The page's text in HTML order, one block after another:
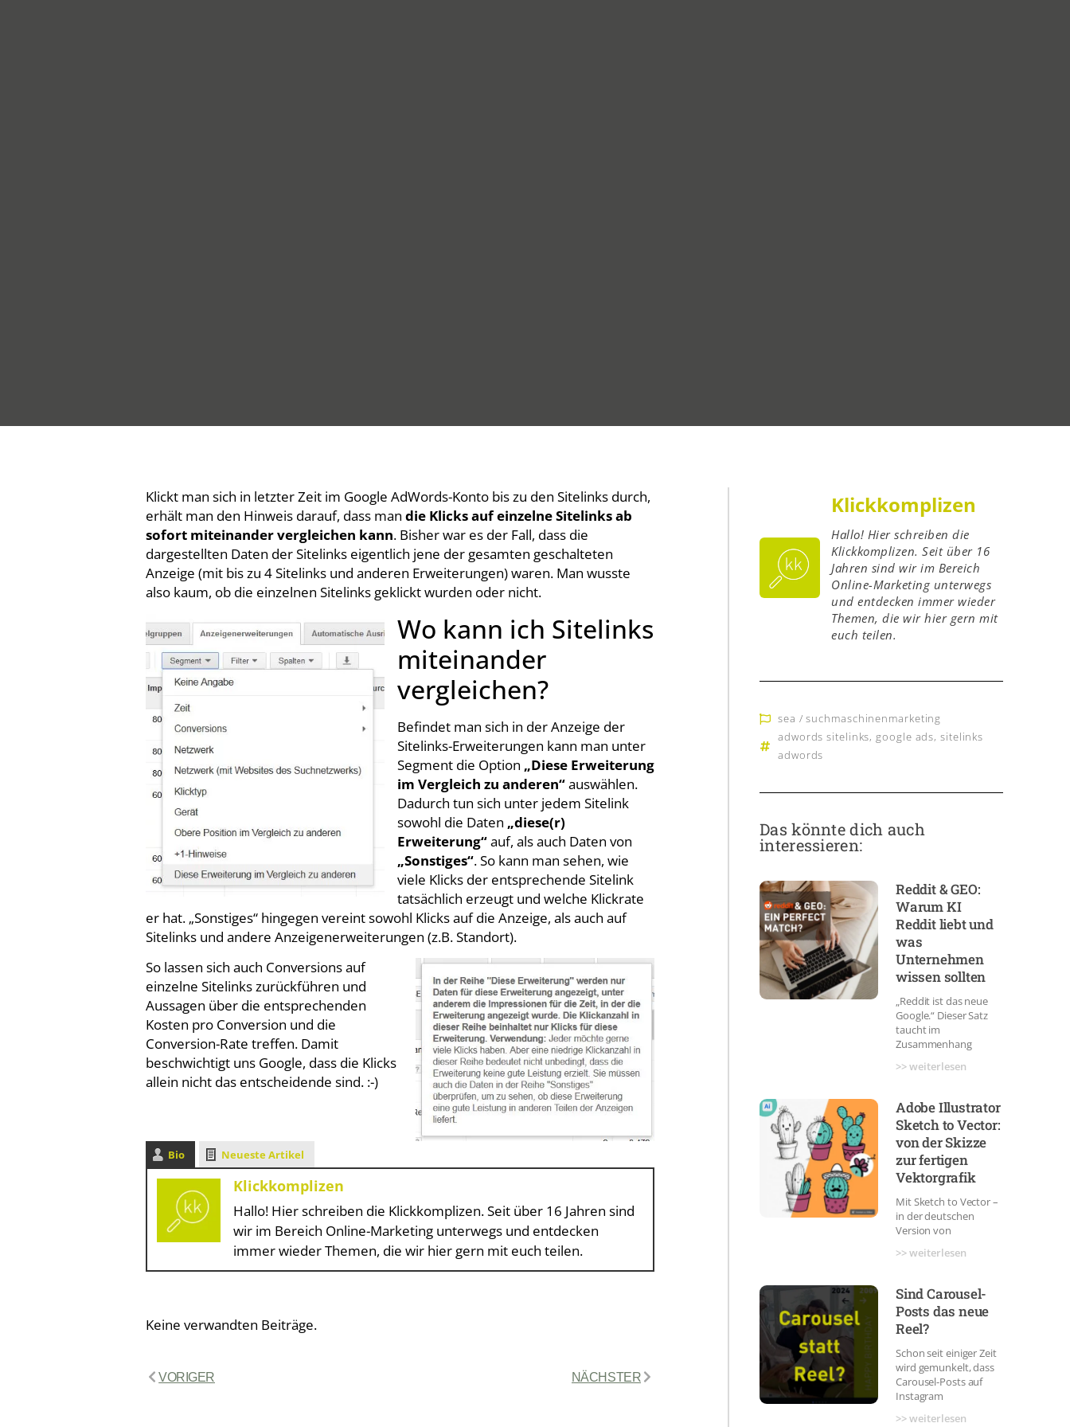
Klickt man sich in letzter Zeit im Google AdWords-Konto bis zu den Sitelinks durch,
erhält man den Hinweis darauf, dass mandie Klicks auf einzelne Sitelinks ab
sofort miteinander vergleichen kann. Bisher war es der Fall, dass die
dargestellten Daten der Sitelinks eigentlich jene der gesamten geschalteten
Anzeige (mit bis zu 4 Sitelinks und anderen Erweiterungen) waren. Man wusste
also kaum, ob die einzelnen Sitelinks geklickt wurden oder nicht.
Wo kann ich Sitelinks
miteinander
vergleichen?
Befindet man sich in der Anzeige der
Sitelinks-Erweiterungen kann man unter
Segment die Option „Diese Erweiterung
im Vergleich zu anderen“auswählen.
Dadurch tun sich unter jedem Sitelink
sowohl die Daten „diese(r)
Erweiterung“auf, als auch Daten von
„Sonstiges“. So kann man sehen, wie
viele Klicks der entsprechende Sitelink
tatsächlich erzeugt und welche Klickrate
er hat. „Sonstiges“ hingegen vereint sowohl Klicks auf die Anzeige, als auch auf
Sitelinks und andere Anzeigenerweiterungen (z.B. Standort).
So lassen sich auch Conversions auf
einzelne Sitelinks zurückführen und
Aussagen über die entsprechenden
Kosten pro Conversion und die
Conversion-Rate treffen. Damit
beschwichtigt uns Google, dass die Klicks
allein nicht das entscheidende sind. :-)
Bio Neueste Artikel
Klickkomplizen
Hallo! Hier schreiben die Klickkomplizen. Seit über 16 Jahren sind
wir im Bereich Online-Marketing unterwegs und entdecken
immer wieder Themen, die wir hier gern mit euch teilen.
Keine verwandten Beiträge.
VORIGER NÄCHSTER
Klickkomplizen
Hallo! Hier schreiben die
Klickkomplizen. Seit über 16
Jahren sind wir im Bereich
Online-Marketing unterwegs
und entdecken immer wieder
Themen, die wir hier gern mit
euch teilen.
sea / suchmaschinenmarketing
adwords sitelinks, google ads,sitelinks
adwords
Das könnte dich auch
interessieren:
Reddit & GEO:
Warum KI
Reddit liebt und
was
Unternehmen
wissen sollten
„Reddit ist das neue
Google.“ Dieser Satz
taucht im
Zusammenhang
>> weiterlesen
Adobe Illustrator
Sketch to Vector:
von der Skizze
zur fertigen
Vektorgrafik
Mit Sketch to Vector –
in der deutschen
Version von
>> weiterlesen
Sind Carousel-
Posts das neue
Reel?
Schon seit einiger Zeit
wird gemunkelt, dass
Carousel-Posts auf
Instagram
>> weiterlesen